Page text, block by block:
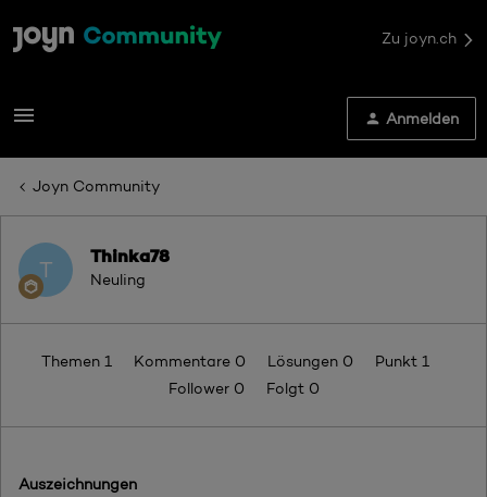
Zu joyn.ch
Anmelden
Joyn Community
T
Thinka78
Neuling
Themen 1 Kommentare 0 Lösungen 0
Punkt 1
Follower 0 Folgt 0
Auszeichnungen